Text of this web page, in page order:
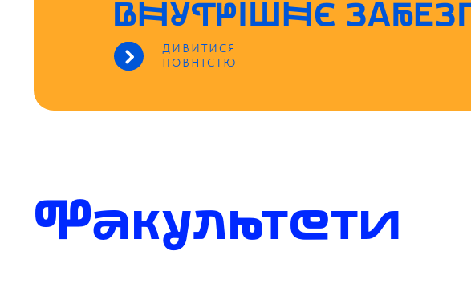
ВНУТРІШНЄ
ДИВИТИСЯ
ПОВНІСТЮ
Факультети